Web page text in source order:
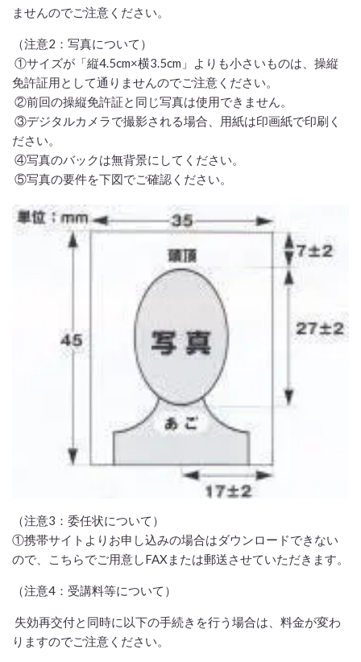
ませんのでご注意ください。
（注意2：写真について）
①サイズが「縦4.5cm×横3.5cm」よりも小さいものは、操縦
免許証用として通りませんのでご注意ください。
②前回の操縦免許証と同じ写真は使用できません。
③デジタルカメラで撮影される場合、用紙は印画紙で印刷く
ださい。
④写真のバックは無背景にしてください。
⑤写真の要件を下図でご確認ください。
（注意3：委任状について）
①携帯サイトよりお申し込みの場合はダウンロードできない
ので、こちらでご用意しFAXまたは郵送させていただきます。
（注意4：受講料等について）
失効再交付と同時に以下の手続きを行う場合は、料金が変わ
りますのでご注意ください。